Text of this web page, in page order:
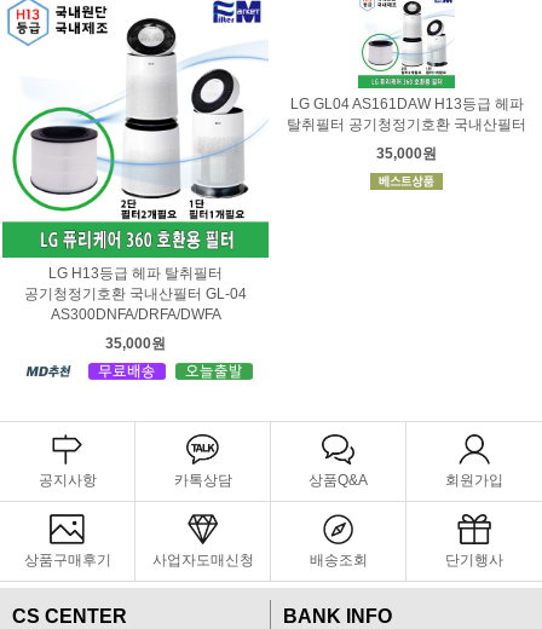
LG H13등급 헤파 탈취필터
공기청정기호환 국내산필터 GL-04
AS300DNFA/DRFA/DWFA
35,000원
LG GL04 AS161DAW H13등급 헤파
탈취필터 공기청정기호환 국내산필터
35,000원
공지사항 카톡상담 상품Q&A 회원가입
상품구매후기 사업자도매신청 배송조회 단기행사
CS CENTER BANK INFO